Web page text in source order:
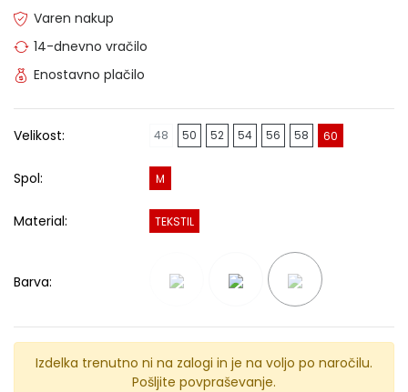
Varen nakup
14-dnevno vračilo
Enostavno plačilo
Velikost: 48 50 52 54 56 58 60
Spol: M
Material: TEKSTIL
Barva:
Izdelka trenutno ni na zalogi in je na voljo po naročilu.
Pošljite povpraševanje.